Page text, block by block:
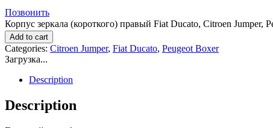
Позвонить
Корпус зеркала (короткого) правый Fiat Ducato, Citroen Jumper,
Add to cart
Categories: Citroen Jumper, Fiat Ducato, Peugeot Boxer
Загрузка...
Description
Description